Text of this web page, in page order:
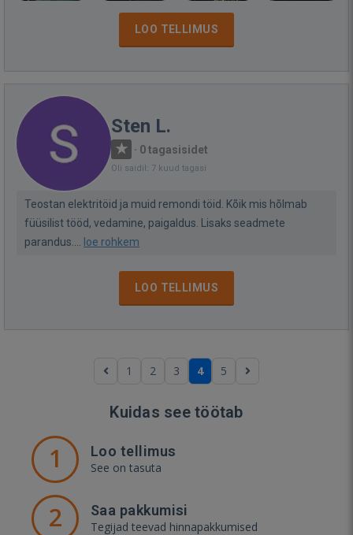
LOO TELLIMUS
Sten L.
· 0 tagasisidet
Oli saidil: 7 kuud tagasi
Teostan elektritöid ja muid remondi töid. Kõik mis hõlmab
füüsilist tööd, vedamine, paigaldus. Lisaks seadmete
parandus....
loe rohkem
LOO TELLIMUS
1 2 3 4 5
Kuidas see töötab
1 Loo tellimus
See on tasuta
2 Saa pakkumisi
Tegijad teevad hinnapakkumised